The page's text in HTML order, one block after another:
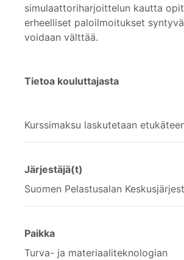
simulaattoriharjoittelun kautta
erheelliset paloilmoitukset
voidaan välttää.
Tietoa kouluttajasta
Kurssimaksu laskutetaan
Järjestäjä(t)
Suomen Pelastusalan
Paikka
Turva- ja materiaaliteknologian